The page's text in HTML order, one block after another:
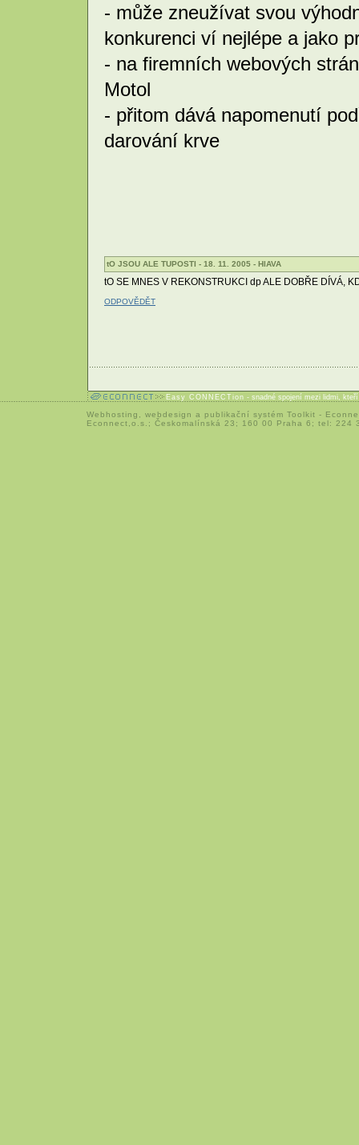
- může zneužívat svou
konkurenci ví nejlépe a jako
- na firemních webových
Motol
- přitom dává napomenutí
darování krve
tO JSOU ALE TUPOSTI - 18. 11. 2005 - HlAVA
tO SE MNES V REKONSTRUKCI dp ALE DOBŘE DÍVÁ,
ODPOVĚDĚT
Easy CONNECTion - snadné spojení mezi lidmi,
Webhosting webdesign a publikační systém Toolkit -
Econnect,o.s.; Českomalínská 23; 160 00 Praha 6; tel: 224